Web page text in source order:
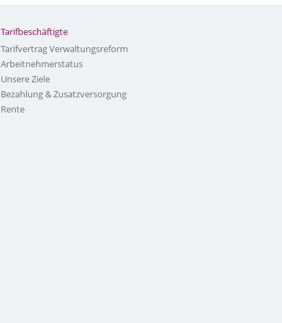
Tarifbeschäftigte
Tarifvertrag Verwaltungsreform
Arbeitnehmerstatus
Unsere Ziele
Bezahlung & Zusatzversorgung
Rente